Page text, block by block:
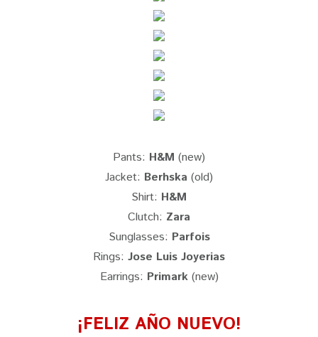
Pants: H&M (new)
Jacket: Berhska (old)
Shirt: H&M
Clutch: Zara
Sunglasses: Parfois
Rings: Jose Luis Joyerias
Earrings: Primark (new)
¡FELIZ AÑO NUEVO!